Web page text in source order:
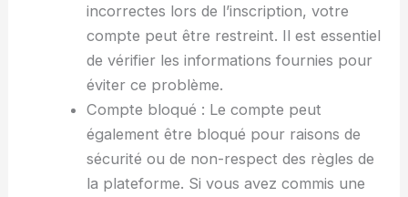
incorrectes lors de l’inscription, votre
compte peut être restreint. Il est essentiel
de vérifier les informations fournies pour
éviter ce problème.
Compte bloqué : Le compte peut
également être bloqué pour raisons de
sécurité ou de non-respect des règles de
la plateforme. Si vous avez commis une